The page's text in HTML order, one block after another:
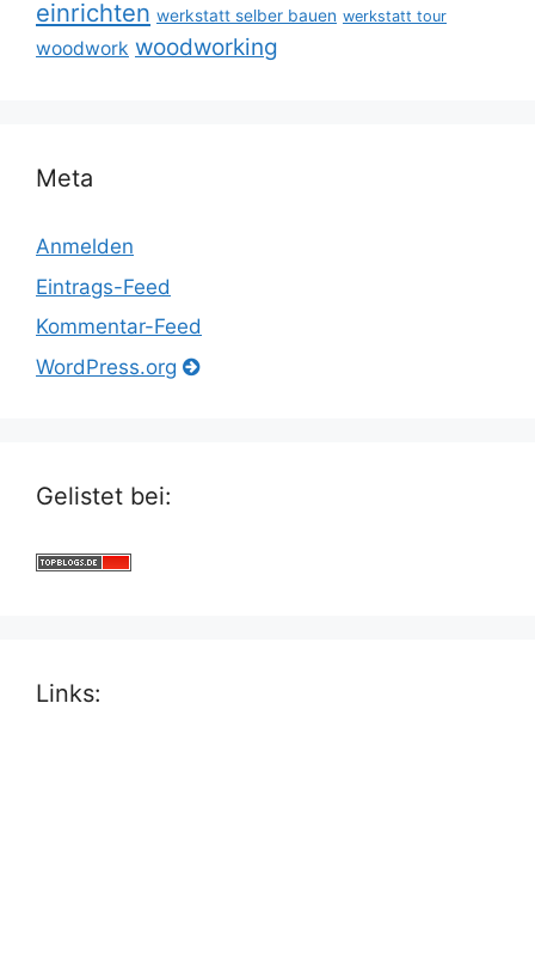
einrichten werkstatt selber bauen werkstatt tour
woodwork woodworking
Meta
Anmelden
Eintrags-Feed
Kommentar-Feed
WordPress.org
Gelistet bei:
Links: